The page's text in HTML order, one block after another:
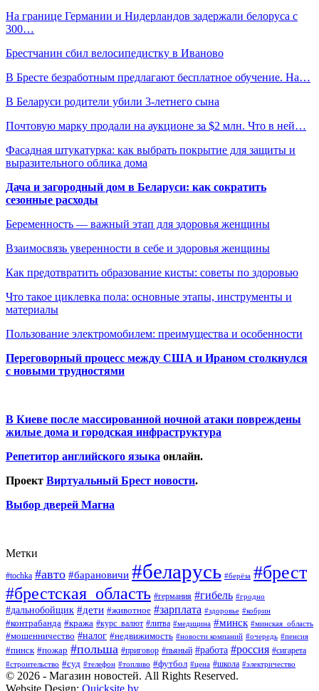
На границе Германии и Нидерландов задержали белоруса с
300…
Брестчанин сбил велосипедистку в Иваново
В Бресте безработным предлагают бесплатное обучение. На…
В Беларуси родители убили 3-летнего сына
Почтовую марку продали на аукционе за $2 млн. Что в ней…
Фасадная штукатурка: как выбрать покрытие для защиты и
выразительного облика дома
Дача и загородный дом в Беларуси: как сократить
сезонные расходы
Беременность — важный этап для здоровья женщины
Взаимосвязь уверенности в себе и здоровья женщины
Как предотвратить образование кисты: советы по здоровью
Что такое циклевка пола: основные этапы, инструменты и
материалы
Пользование электромобилем: преимущества и особенности
Переговорный процесс между США и Ираном столкнулся
с новыми трудностями
В Киеве после массированной ночной атаки повреждены
жилые дома и городская инфраструктура
Репетитор английского языка онлайн.
Проект Виртуальный Брест новости.
Выбор дверей Магна
Метки
#tochka #авто #барановичи #беларусь #берёза #брест
#брестская_область #германия #гибель #гродно
#дальнобойщик #дети #животное #зарплата #здоровье #кобрин
#контрабанда #кража #курс_валют #литва #медицина #минск #минская_область
#мошенничество #налог #недвижимость #новости компаний #очередь #пенсия
#пинск #пожар #польша #приговор #пьяный #работа #россия #сигарета
#строительство #суд #телефон #топливо #футбол #цена #школа #электричество
© 2026 - Магазин новостей. All Rights Reserved.
Website Design: Quicksite.by